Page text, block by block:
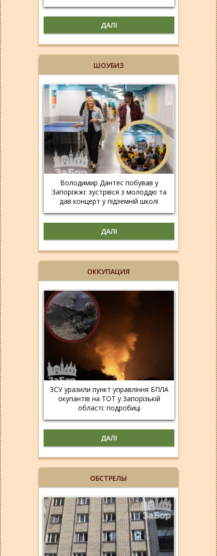
ДАЛІ
ШОУБИЗ
Володимир Дантес побував у
Запоріжжі: зустрівся з молоддю та
дав концерт у підземній школі
ДАЛІ
ОККУПАЦИЯ
ЗСУ уразили пункт управління БПЛА
окупантів на ТОТ у Запорізькій
області: подробиці
ДАЛІ
ОБСТРЕЛЫ